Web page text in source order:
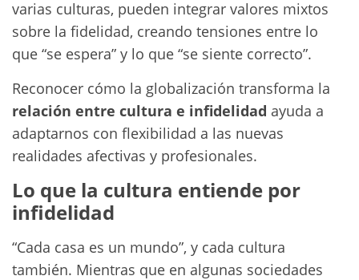
varias culturas, pueden integrar valores mixtos
sobre la fidelidad, creando tensiones entre lo
que “se espera” y lo que “se siente correcto”.
Reconocer cómo la globalización transforma la
relación entre cultura e infidelidad ayuda a
adaptarnos con flexibilidad a las nuevas
realidades afectivas y profesionales.
Lo que la cultura entiende por
infidelidad
“Cada casa es un mundo”, y cada cultura
también. Mientras que en algunas sociedades